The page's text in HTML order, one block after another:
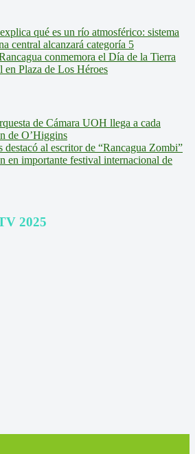
qué es un río atmosférico: sistema
central alcanzará categoría 5
conmemora el Día de la Tierra
en Plaza de Los Héroes
de Cámara UOH llega a cada
de O’Higgins
destacó al escritor de “Rancagua Zombi”
en importante festival internacional de
2025